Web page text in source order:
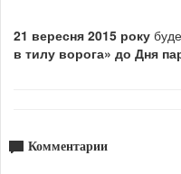
21 вересня 2015 року буде
в тилу ворога» до Дня
Комментарии